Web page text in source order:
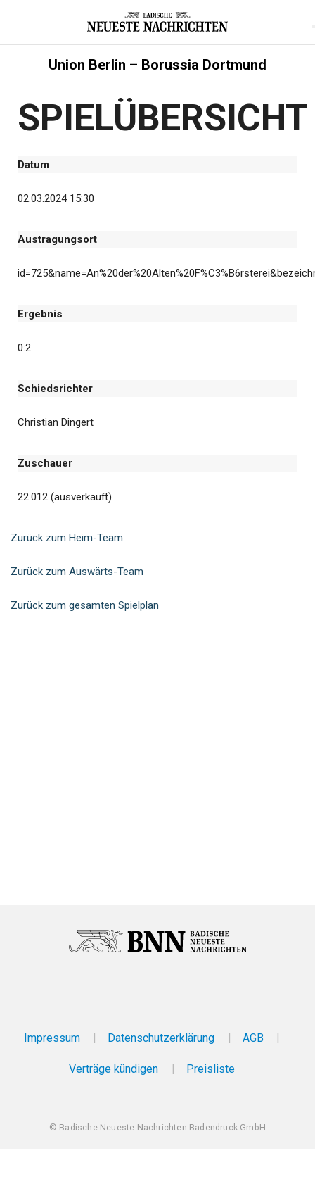
Union Berlin – Borussia Dortmund
SPIELÜBERSICHT
Datum
02.03.2024 15:30
Austragungsort
Ergebnis
0:2
Schiedsrichter
Christian Dingert
Zuschauer
22.012 (ausverkauft)
Zurück zum Heim-Team
Zurück zum Auswärts-Team
Zurück zum gesamten Spielplan
Impressum Datenschutzerklärung AGB
Verträge kündigen Preisliste
© Badische Neueste Nachrichten Badendruck GmbH